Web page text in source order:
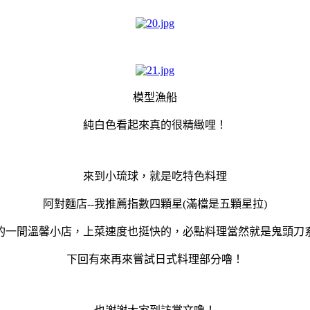
模型漁船
純白色看起來真的很精緻哩！
來到小琉球，就是吃特色料理
阿對麵店--我推薦指數四顆星(滿檔是五顆星拉)
一間溫馨小店，上菜速度也挺快的，必點料理當然就是鬼頭刀
下回有來再來嘗試日式料理部分嚕！